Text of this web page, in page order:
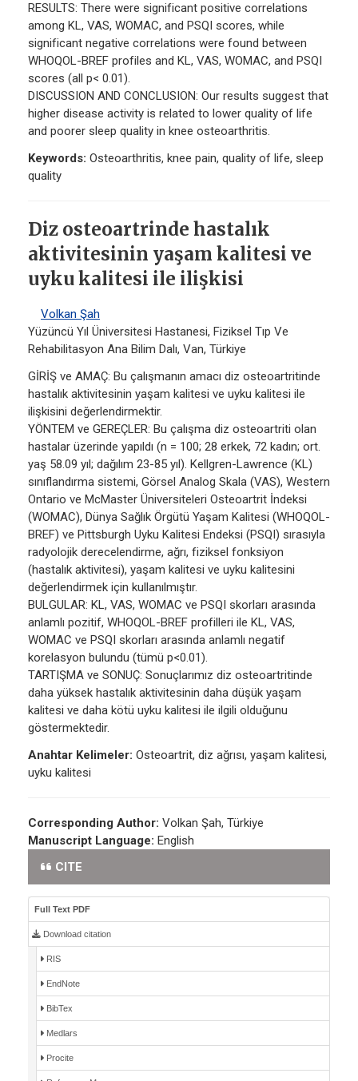
RESULTS: There were significant positive correlations
among KL, VAS, WOMAC, and PSQI scores, while
significant negative correlations were found between
WHOQOL-BREF profiles and KL, VAS, WOMAC, and PSQI
scores (all p< 0.01).
DISCUSSION AND CONCLUSION: Our results suggest that
higher disease activity is related to lower quality of life
and poorer sleep quality in knee osteoarthritis.
Keywords: Osteoarthritis, knee pain, quality of life, sleep
quality
Diz osteoartrinde hastalık
aktivitesinin yaşam kalitesi ve
uyku kalitesi ile ilişkisi
Volkan Şah
Yüzüncü Yıl Üniversitesi Hastanesi, Fiziksel Tıp Ve
Rehabilitasyon Ana Bilim Dalı, Van, Türkiye
GİRİŞ ve AMAÇ: Bu çalışmanın amacı diz osteoartritinde
hastalık aktivitesinin yaşam kalitesi ve uyku kalitesi ile
ilişkisini değerlendirmektir.
YÖNTEM ve GEREÇLER: Bu çalışma diz osteoartriti olan
hastalar üzerinde yapıldı (n = 100; 28 erkek, 72 kadın; ort.
yaş 58.09 yıl; dağılım 23-85 yıl). Kellgren-Lawrence (KL)
sınıflandırma sistemi, Görsel Analog Skala (VAS), Western
Ontario ve McMaster Üniversiteleri Osteoartrit İndeksi
(WOMAC), Dünya Sağlık Örgütü Yaşam Kalitesi (WHOQOL-
BREF) ve Pittsburgh Uyku Kalitesi Endeksi (PSQI) sırasıyla
radyolojik derecelendirme, ağrı, fiziksel fonksiyon
(hastalık aktivitesi), yaşam kalitesi ve uyku kalitesini
değerlendirmek için kullanılmıştır.
BULGULAR: KL, VAS, WOMAC ve PSQI skorları arasında
anlamlı pozitif, WHOQOL-BREF profilleri ile KL, VAS,
WOMAC ve PSQI skorları arasında anlamlı negatif
korelasyon bulundu (tümü p<0.01).
TARTIŞMA ve SONUÇ: Sonuçlarımız diz osteoartritinde
daha yüksek hastalık aktivitesinin daha düşük yaşam
kalitesi ve daha kötü uyku kalitesi ile ilgili olduğunu
göstermektedir.
Anahtar Kelimeler: Osteoartrit, diz ağrısı, yaşam kalitesi,
uyku kalitesi
Corresponding Author: Volkan Şah, Türkiye
Manuscript Language: English
CITE
Full Text PDF
Download citation
RIS
EndNote
BibTex
Medlars
Procite